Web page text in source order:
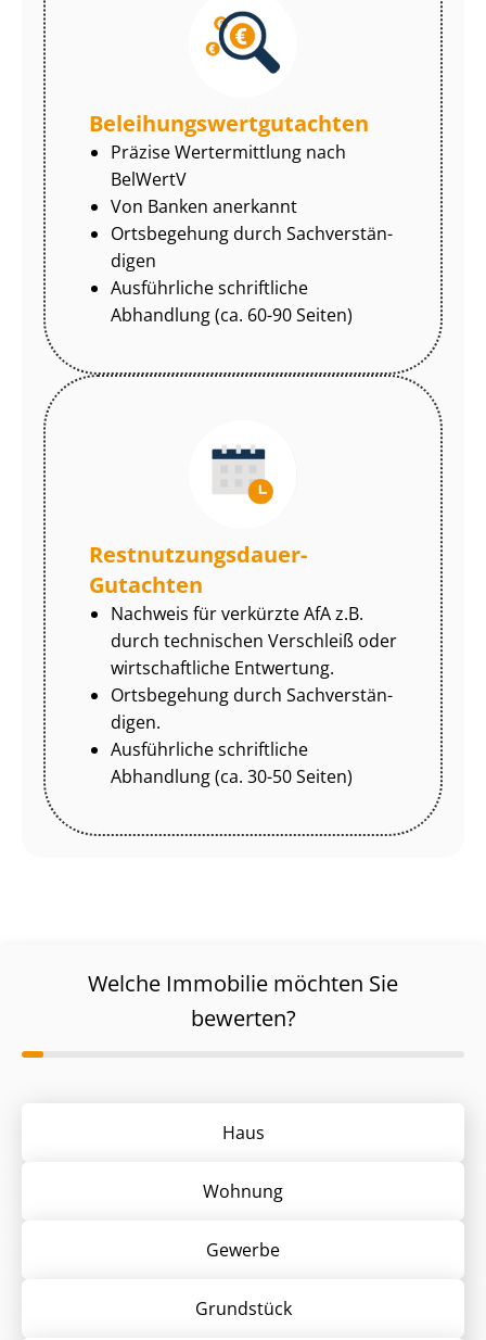
Be­lei­hungs­wert­gut­ach­ten
Präzise Wertermittlung nach
BelWertV
Von Banken anerkannt
Ortsbegehung durch Sach­ver­stän­
di­gen
Ausführliche schriftliche
Abhandlung (ca. 60-90 Seiten)
Rest­nut­zungs­dau­er-
Gutachten
Nachweis für verkürzte AfA z.B.
durch technischen Verschleiß oder
wirtschaftliche Entwertung.
Ortsbegehung durch Sach­ver­stän­
di­gen.
Ausführliche schriftliche
Abhandlung (ca. 30-50 Seiten)
Welche Immobilie möchten Sie
bewerten?
Haus
Wohnung
Gewerbe
Grund­stück